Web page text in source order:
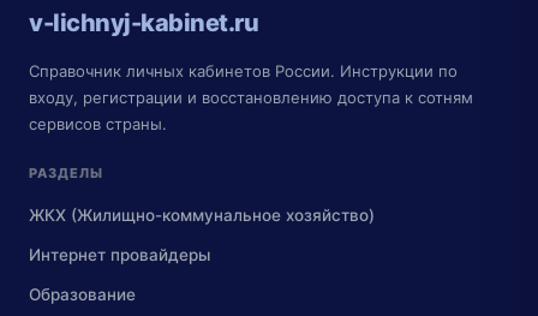
v-lichnyj-kabinet.ru
Справочник личных кабинетов России. Инструкции по
входу, регистрации и восстановлению доступа к сотням
сервисов страны.
РАЗДЕЛЫ
ЖКХ (Жилищно-коммунальное хозяйство)
Интернет провайдеры
Образование